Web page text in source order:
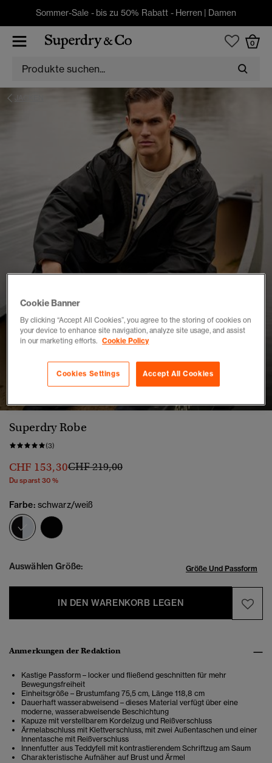
Sommer-Sale - bis zu 50% Rabatt - Herren | Damen
0
1 2 3 5 6 7
Superdry Robe
(3)
CHF 153,30Preis wurde reduziert von
CHF 219,00bis
Du sparst 30 %
Farbe: schwarz/weiß
Ausgewählt
Auswählen Größe: Größe Und Passform
IN DEN WARENKORB LEGEN
Anmerkungen der Redaktion
Kastige Passform – locker und fließend geschnitten für mehr
Bewegungsfreiheit
Einheitsgröße – Brustumfang 75,5 cm, Länge 118,8 cm
Dauerhaft wasserabweisend – dieses Material verfügt über eine
moderne, wasserabweisende Beschichtung
Kapuze mit verstellbarem Kordelzug und Reißverschluss
Ärmelabschluss mit Klettverschluss, mit zwei Außentaschen und einer
Innentasche mit Reißverschluss
Innenfutter aus Teddyfell mit kontrastierendem Schriftzug am Saum
Charakteristische Aufnäher auf Brust und Ärmel
Cookie Banner
By clicking “Accept All Cookies”, you agree to the storing of cookies on
your device to enhance site navigation, analyze site usage, and assist
in our marketing efforts. Cookie Policy
Accept All Cookies
Cookies Settings